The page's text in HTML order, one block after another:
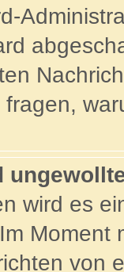
wird es
Moment
von